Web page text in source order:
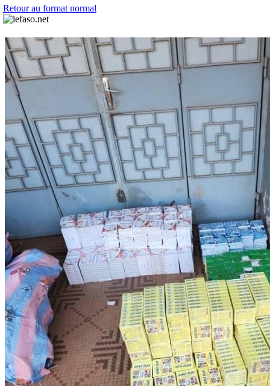
Retour au format normal